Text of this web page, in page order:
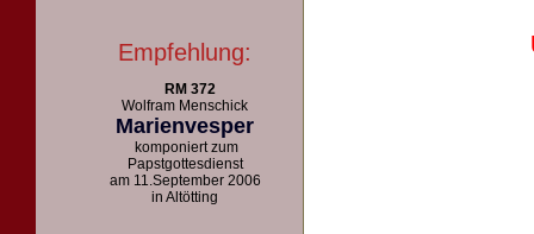
Empfehlung:
RM 372
Wolfram Menschick
Marienvesper
komponiert zum
Papstgottesdienst
am 11.September 2006
in Altötting